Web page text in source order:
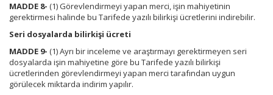
MADDE 8- (1) Görevlendirmeyi yapan merci, işin mahiyetinin
gerektirmesi halinde bu Tarifede yazılı bilirkişi ücretlerini indirebilir.
Seri dosyalarda bilirkişi ücreti
MADDE 9- (1) Ayrı bir inceleme ve araştırmayı gerektirmeyen seri
dosyalarda işin mahiyetine göre bu Tarifede yazılı bilirkişi
ücretlerinden görevlendirmeyi yapan merci tarafından uygun
görülecek miktarda indirim yapılır.